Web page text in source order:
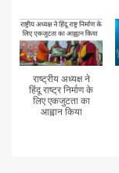
राष्ट्रीय अध्यक्ष ने
हिंदू राष्ट्र निर्माण के
लिए एकजुटता का
आह्वान किया